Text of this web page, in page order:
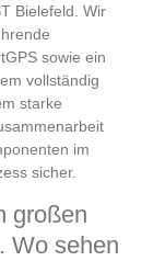
Bielefeld. Wir
sowie ein
vollständig
starke
im
sicher.
großen
Wo sehen